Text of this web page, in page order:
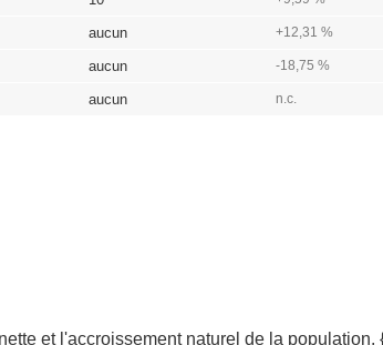
aucun +12,31 %
aucun -18,75 %
aucun n.c.
et l'accroissement naturel de la population.